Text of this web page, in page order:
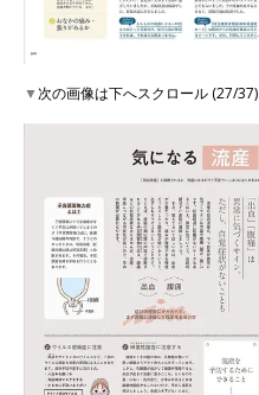
▼次の画像は下へスクロール (27/37)